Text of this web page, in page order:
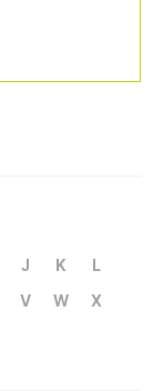
J K
L
V W
X